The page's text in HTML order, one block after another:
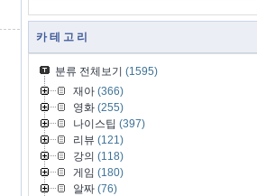
카 테 고 리
분류 전체보기 (1595)
재아 (366)
영화 (255)
나이스팁 (397)
리뷰 (121)
강의 (118)
게임 (180)
알짜 (76)